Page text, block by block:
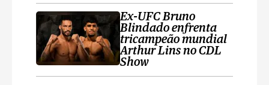
Ex-UFC Bruno
Blindado enfrenta
tricampeão mundial
Arthur Lins no CDL
Show